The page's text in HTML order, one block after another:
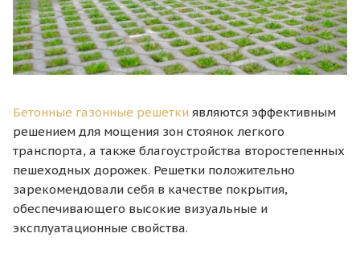
Бетонные газонные решетки являются эффективным
решением для мощения зон стоянок легкого
транспорта, а также благоустройства второстепенных
пешеходных дорожек. Решетки положительно
зарекомендовали себя в качестве покрытия,
обеспечивающего высокие визуальные и
эксплуатационные свойства.